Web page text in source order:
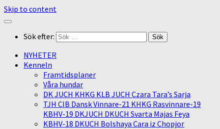
Skip to content
Sök efter:
NYHETER
Kenneln
Framtidsplaner
Våra hundar
DK JUCH KHKG KLB JUCH Czara Tara’s Sarja
TJH CIB Dansk Vinnare-21 KHKG Rasvinnare-19
KBHV-19 DKJUCH DKUCH Svarta Majas Feya
KBHV-18 DKUCH Bolshaya Cara iz Chopjor